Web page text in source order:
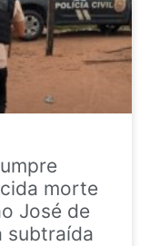
morte
José de
subtraída